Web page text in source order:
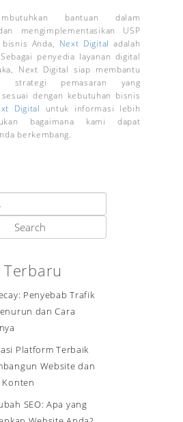
bantuan dalam
mengimplementasikan USP
Anda, Next Digital adalah
penyedia layanan digital
Next Digital siap membantu
strategi pemasaran yang
dengan kebutuhan bisnis
Digital
untuk informasi lebih
bagaimana kami dapat
berkembang.
Penyebab Trafik
dan Cara
Platform Terbaik
Website dan
SEO: Apa yang